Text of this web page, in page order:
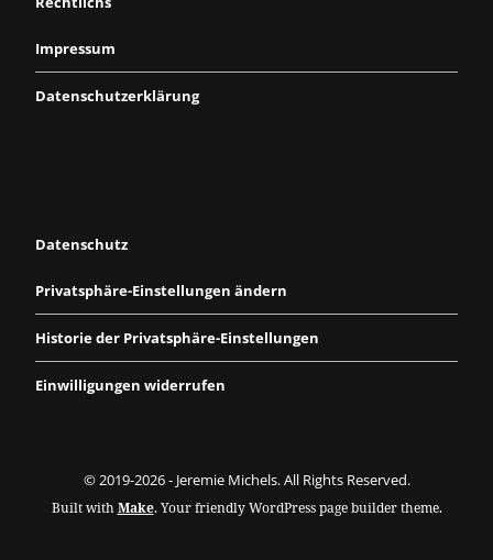
Impressum
Datenschutzerklärung
Datenschutz
Privatsphäre-Einstellungen ändern
Historie der Privatsphäre-Einstellungen
Einwilligungen widerrufen
© 2019-2026 - Jeremie Michels. All Rights Reserved.
Built withMake. Your friendly WordPress page builder theme.